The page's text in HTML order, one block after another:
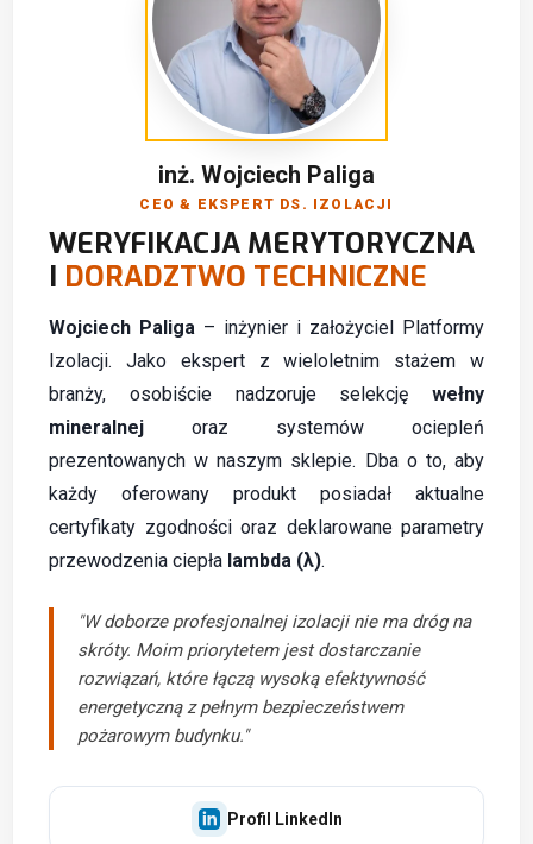
WERYFIKACJA MERYTORYCZNA
I DORADZTWO TECHNICZNE
Wojciech Paliga – inżynier i założyciel Platformy
Izolacji. Jako ekspert z wieloletnim stażem w
branży, osobiście nadzoruje selekcję wełny
mineralnej oraz systemów ociepleń
prezentowanych w naszym sklepie. Dba o to, aby
każdy oferowany produkt posiadał aktualne
certyfikaty zgodności oraz deklarowane parametry
przewodzenia ciepła lambda (λ).
"W doborze profesjonalnej izolacji nie ma dróg na
skróty. Moim priorytetem jest dostarczanie
rozwiązań, które łączą wysoką efektywność
energetyczną z pełnym bezpieczeństwem
pożarowym budynku."
Profil LinkedIn
inż. Wojciech Paliga
CEO & EKSPERT DS. IZOLACJI